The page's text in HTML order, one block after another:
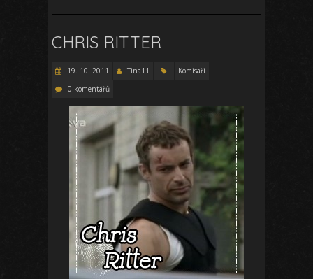
CHRIS RITTER
19. 10. 2011 Tina11
Komisaři
0 komentářů